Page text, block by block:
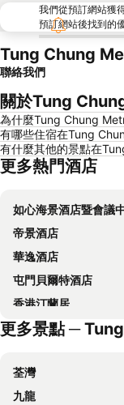
我們從預訂網站獲
預訂網站後找到的
Tung Chung
聯絡我們
關於Tung
為什麼Tung Chung
有哪些住宿在Tung
有什麼其他的景點在
更多熱門酒店
如心海景酒店暨會議
帝景酒店
華逸酒店
屯門貝爾特酒店
香港汀蘭居
迪士尼好萊塢酒店
Disney Explorers
Novotel Hong Kong
更多景點 ─
荃灣
九龍